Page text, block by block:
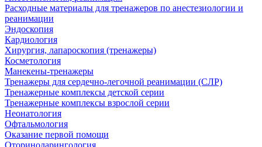
Расходные материалы для тренажеров по анестезиологии и
реанимации
Эндоскопия
Кардиология
Хирургия, лапароскопия (тренажеры)
Косметология
Манекены-тренажеры
Тренажеры для сердечно-легочной реанимации (СЛР)
Тренажерные комплексы детской серии
Тренажерные комплексы взрослой серии
Неонатология
Офтальмология
Оказание первой помощи
Оториноларингология